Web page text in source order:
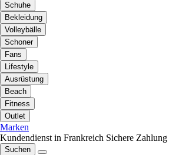
Schuhe
Bekleidung
Volleybälle
Schoner
Fans
Lifestyle
Ausrüstung
Beach
Fitness
Outlet
Marken
Kundendienst in Frankreich Sichere Zahlung
Suchen